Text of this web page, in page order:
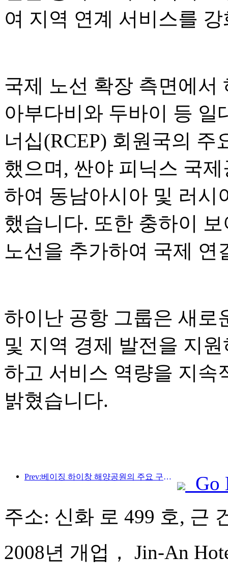
여 지역 연계 서비스를
국제 노선 확장 측면에서
아부다비와 두바이 등
너십(RCEP) 회원국의
했으며, 싼야 피닉스 국
하여 동남아시아 및 러시
했습니다. 또한 충하이
노선을 추가하여 국제
하이난 공항 그룹은 새로
및 지역 경제 발전을 지
하고 서비스 역량을 지속
밝혔습니다.
Prev:베이징 하이창 해양공원의 주요 구조물은 연내 상량될 예정이며, 완공 및 개장은 2027년으로 예상됩니다.
Go
주소: 신화 로 499 호, 근
2008년 개업， Jin-An